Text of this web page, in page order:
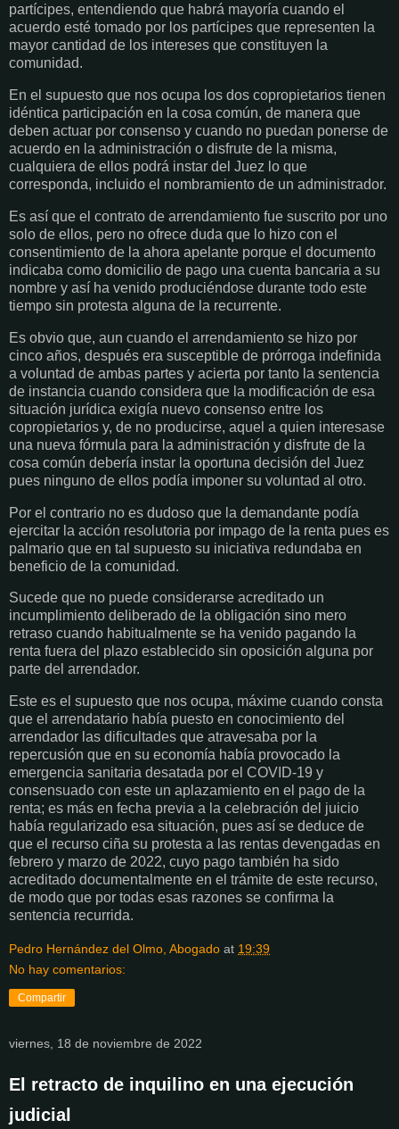
partícipes, entendiendo que habrá mayoría cuando el
acuerdo esté tomado por los partícipes que representen la
mayor cantidad de los intereses que constituyen la
comunidad.
En el supuesto que nos ocupa los dos copropietarios tienen
idéntica participación en la cosa común, de manera que
deben actuar por consenso y cuando no puedan ponerse de
acuerdo en la administración o disfrute de la misma,
cualquiera de ellos podrá instar del Juez lo que
corresponda, incluido el nombramiento de un administrador.
Es así que el contrato de arrendamiento fue suscrito por uno
solo de ellos, pero no ofrece duda que lo hizo con el
consentimiento de la ahora apelante porque el documento
indicaba como domicilio de pago una cuenta bancaria a su
nombre y así ha venido produciéndose durante todo este
tiempo sin protesta alguna de la recurrente.
Es obvio que, aun cuando el arrendamiento se hizo por
cinco años, después era susceptible de prórroga indefinida
a voluntad de ambas partes y acierta por tanto la sentencia
de instancia cuando considera que la modificación de esa
situación jurídica exigía nuevo consenso entre los
copropietarios y, de no producirse, aquel a quien interesase
una nueva fórmula para la administración y disfrute de la
cosa común debería instar la oportuna decisión del Juez
pues ninguno de ellos podía imponer su voluntad al otro.
Por el contrario no es dudoso que la demandante podía
ejercitar la acción resolutoria por impago de la renta pues es
palmario que en tal supuesto su iniciativa redundaba en
beneficio de la comunidad.
Sucede que no puede considerarse acreditado un
incumplimiento deliberado de la obligación sino mero
retraso cuando habitualmente se ha venido pagando la
renta fuera del plazo establecido sin oposición alguna por
parte del arrendador.
Este es el supuesto que nos ocupa, máxime cuando consta
que el arrendatario había puesto en conocimiento del
arrendador las dificultades que atravesaba por la
repercusión que en su economía había provocado la
emergencia sanitaria desatada por el COVID-19 y
consensuado con este un aplazamiento en el pago de la
renta; es más en fecha previa a la celebración del juicio
había regularizado esa situación, pues así se deduce de
que el recurso ciña su protesta a las rentas devengadas en
febrero y marzo de 2022, cuyo pago también ha sido
acreditado documentalmente en el trámite de este recurso,
de modo que por todas esas razones se confirma la
sentencia recurrida.
Pedro Hernández del Olmo, Abogado at 19:39
No hay comentarios:
Compartir
viernes, 18 de noviembre de 2022
El retracto de inquilino en una ejecución
judicial